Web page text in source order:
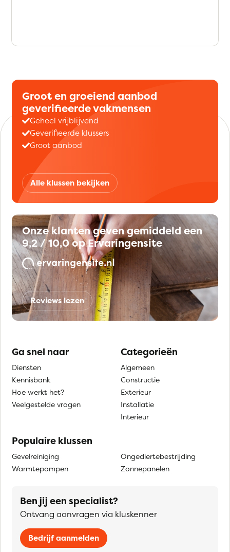
Groot en groeiend aanbod
geverifieerde vakmensen
Geheel vrijblijvend
Geverifieerde klussers
Groot aanbod
Alle klussen bekijken
Onze klanten geven gemiddeld een
9,2 / 10,0 op Ervaringensite
Reviews lezen
Ga snel naar
Diensten
Kennisbank
Hoe werkt het?
Veelgestelde vragen
Categorieën
Algemeen
Constructie
Exterieur
Installatie
Interieur
Populaire klussen
Gevelreiniging
Warmtepompen
Ongediertebestrijding
Zonnepanelen
Ben jij een specialist?
Ontvang aanvragen via kluskenner
Bedrijf aanmelden